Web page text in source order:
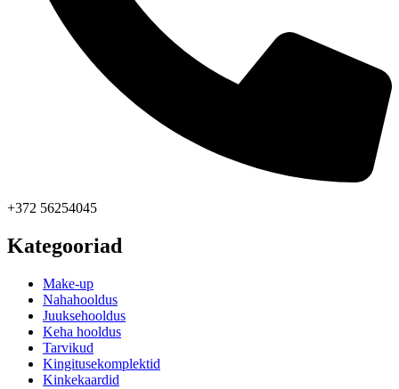
+372 56254045
Kategooriad
Make-up
Nahahooldus
Juuksehooldus
Keha hooldus
Tarvikud
Kingitusekomplektid
Kinkekaardid